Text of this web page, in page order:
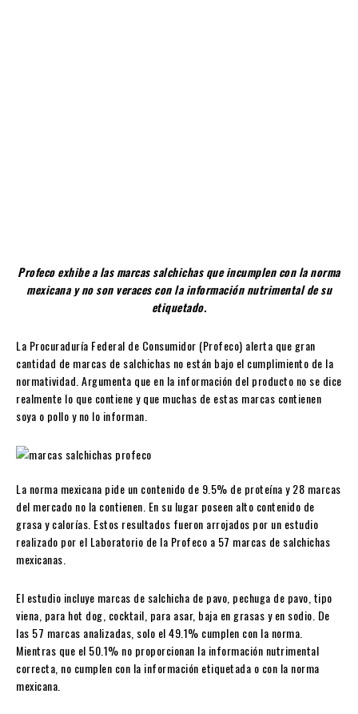
Profeco exhibe a las marcas salchichas que incumplen con la norma
mexicana y no son veraces con la información nutrimental de su
etiquetado.
La Procuraduría Federal de Consumidor (Profeco) alerta que gran
cantidad de marcas de salchichas no están bajo el cumplimiento de la
normatividad. Argumenta que en la información del producto no se dice
realmente lo que contiene y que muchas de estas marcas contienen
soya o pollo y no lo informan.
La norma mexicana pide un contenido de 9.5% de proteína y 28 marcas
del mercado no la contienen. En su lugar poseen alto contenido de
grasa y calorías. Estos resultados fueron arrojados por un estudio
realizado por el Laboratorio de la Profeco a 57 marcas de salchichas
mexicanas.
El estudio incluye marcas de salchicha de pavo, pechuga de pavo, tipo
viena, para hot dog, cocktail, para asar, baja en grasas y en sodio. De
las 57 marcas analizadas, solo el 49.1% cumplen con la norma.
Mientras que el 50.1% no proporcionan la información nutrimental
correcta, no cumplen con la información etiquetada o con la norma
mexicana.